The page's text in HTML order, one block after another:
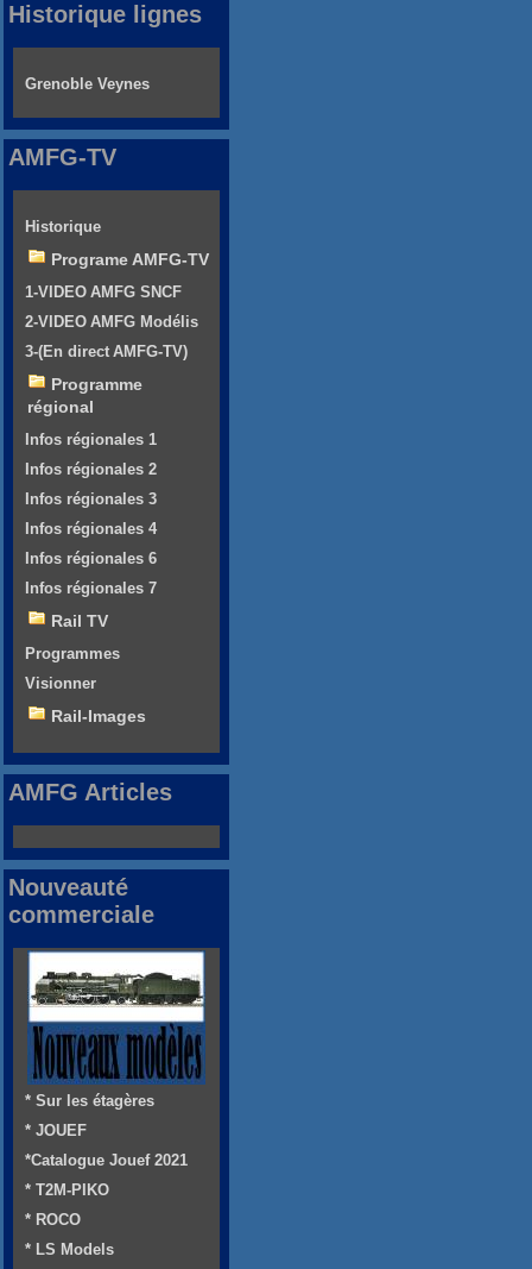
Historique lignes
Grenoble Veynes
AMFG-TV
Historique
Programe AMFG-TV
1-VIDEO AMFG SNCF
2-VIDEO AMFG Modélis
3-(En direct AMFG-TV)
Programme
régional
Infos régionales 1
Infos régionales 2
Infos régionales 3
Infos régionales 4
Infos régionales 6
Infos régionales 7
Rail TV
Programmes
Visionner
Rail-Images
AMFG Articles
Nouveauté
commerciale
* Sur les étagères
* JOUEF
*Catalogue Jouef 2021
* T2M-PIKO
* ROCO
* LS Models